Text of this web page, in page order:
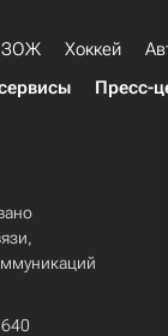
ЗОЖ Хоккей
Пресс-